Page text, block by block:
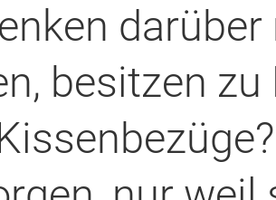
besitzen